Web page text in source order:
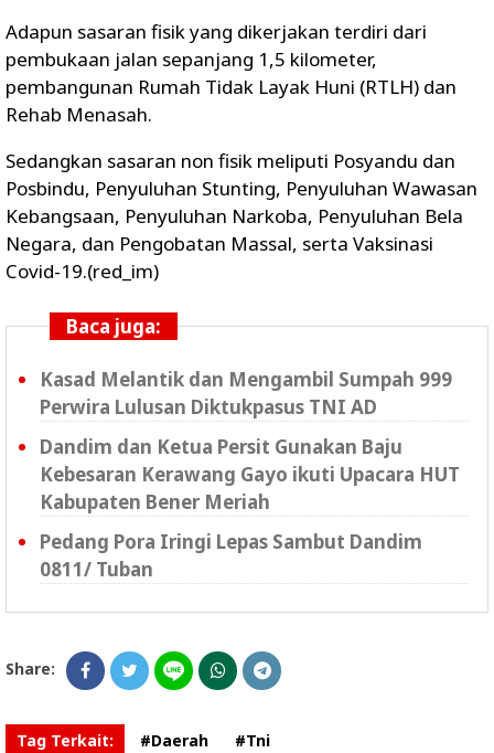
Adapun sasaran fisik yang dikerjakan terdiri dari
pembukaan jalan sepanjang 1,5 kilometer,
pembangunan Rumah Tidak Layak Huni (RTLH) dan
Rehab Menasah.
Sedangkan sasaran non fisik meliputi Posyandu dan
Posbindu, Penyuluhan Stunting, Penyuluhan Wawasan
Kebangsaan, Penyuluhan Narkoba, Penyuluhan Bela
Negara, dan Pengobatan Massal, serta Vaksinasi
Covid-19.(red_im)
Baca juga:
Kasad Melantik dan Mengambil Sumpah 999
Perwira Lulusan Diktukpasus TNI AD
Dandim dan Ketua Persit Gunakan Baju
Kebesaran Kerawang Gayo ikuti Upacara HUT
Kabupaten Bener Meriah
Pedang Pora Iringi Lepas Sambut Dandim
0811/ Tuban
Share:
Tag Terkait: #Daerah #Tni